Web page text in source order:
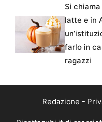
Si
latte e in
farlo in
ragazzi
Redazione -